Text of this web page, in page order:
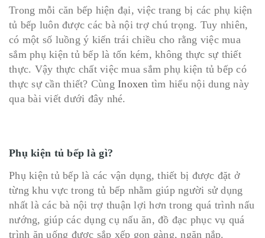
Trong mỗi căn bếp hiện đại, việc trang bị các phụ kiện
tủ bếp luôn được các bà nội trợ chú trọng. Tuy nhiên,
có một số luồng ý kiến trái chiều cho rằng việc mua
sắm phụ kiện tủ bếp là tốn kém, không thực sự thiết
thực. Vậy thực chất việc mua sắm phụ kiện tủ bếp có
thực sự cần thiết? Cùng Inoxen tìm hiểu nội dung này
qua bài viết dưới đây nhé.
Phụ kiện tủ bếp là gì?
Phụ kiện tủ bếp là các vận dụng, thiết bị được đặt ở
từng khu vực trong tủ bếp nhằm giúp người sử dụng
nhất là các bà nội trợ thuận lợi hơn trong quá trình nấu
nướng, giúp các dụng cụ nấu ăn, đồ đạc phục vụ quá
trình ăn uống được sắp xếp gọn gàng, ngăn nắp.